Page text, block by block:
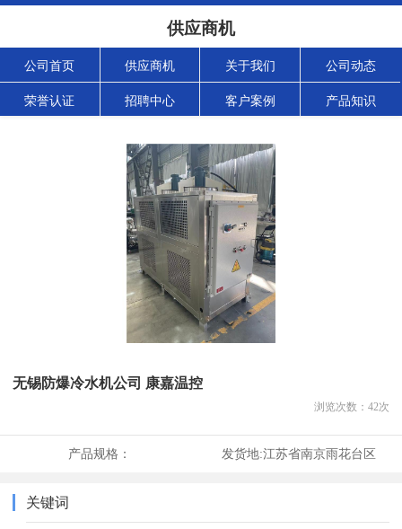
供应商机
公司首页 供应商机 关于我们 公司动态
荣誉认证 招聘中心 客户案例 产品知识
无锡防爆冷水机公司 康嘉温控
浏览次数： 42次
产品规格： 发货地:江苏省南京雨花台区
关键词